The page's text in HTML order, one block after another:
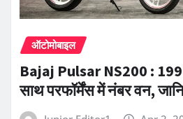
ऑटोमोबाइल
Bajaj Pulsar NS200 :
साथ परफॉर्मेंस में नंबर वन,